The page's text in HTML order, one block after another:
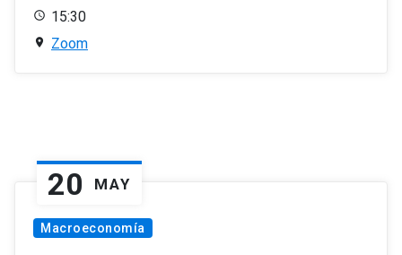
15:30
Zoom
20 MAY
Macroeconomía